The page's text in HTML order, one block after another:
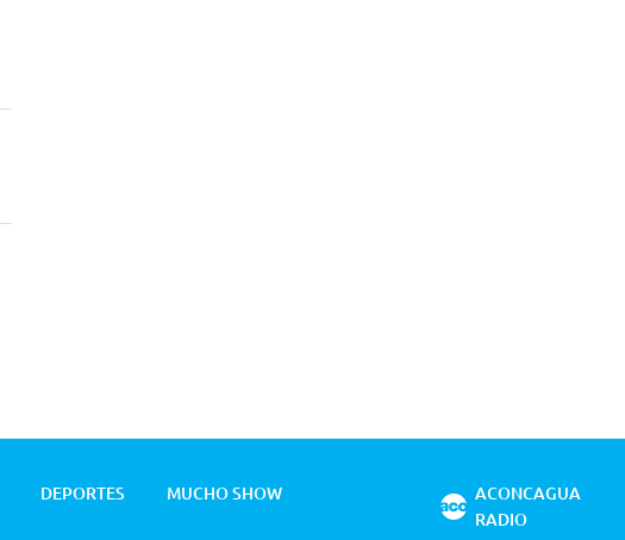
DEPORTES
MUCHO SHOW
ACONCAGUA
RADIO